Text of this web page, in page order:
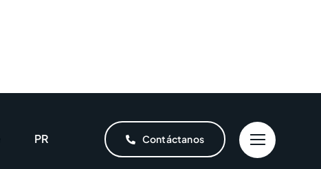
PR Contáctanos